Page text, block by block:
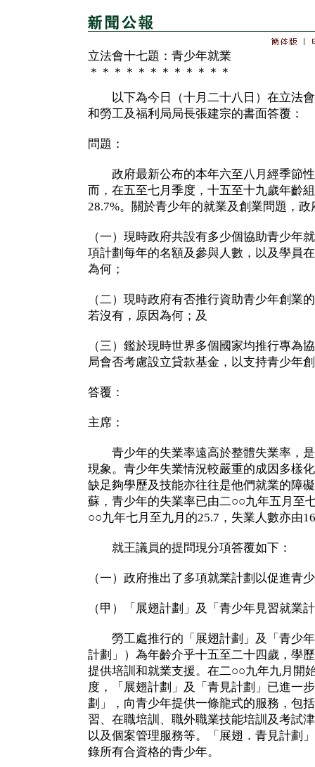
立法會十七題：青少年就業
＊＊＊＊＊＊＊＊＊＊＊＊
以下為今日（十月二十八日）在立法會
和勞工及福利局局長張建宗的書面答覆：
問題：
政府最新公布的本年六至八月經季節性
而，在五至七月季度，十五至十九歲年齡
28.7%。關於青少年的就業及創業問題，
（一）現時政府共設有多少個協助青少年
項計劃每年的名額及參與人數，以及學員
為何；
（二）現時政府有否推行資助青少年創業
若沒有，原因為何；及
（三）鑑於現時世界多個國家均推行專為
局會否考慮設立貸款基金，以支持青少年
答覆：
主席：
青少年的失業率遠高於整體失業率，是
現象。青少年失業情況較嚴重的成因多樣
缺足夠學歷及技能亦往往是他們就業的障
蘇，青少年的失業率已由二○○九年五月至
○○九年七月至九月的25.7，失業人數亦由
就王議員的提問現分項答覆如下：
（一）政府推出了多項就業計劃以促進青
（甲）「展翅計劃」及「青少年見習就業
勞工處推行的「展翅計劃」及「青少年
計劃」）為年齡介乎十五至二十四歲，學
提供培訓和就業支援。在二○○九年九月開
度，「展翅計劃」及「青見計劃」已進一
劃」，向青少年提供一條龍式的服務，包
習、在職培訓、職外職業技能培訓及考試
以及個案管理服務等。「展翅．青見計劃
錄所有合資格的青少年。